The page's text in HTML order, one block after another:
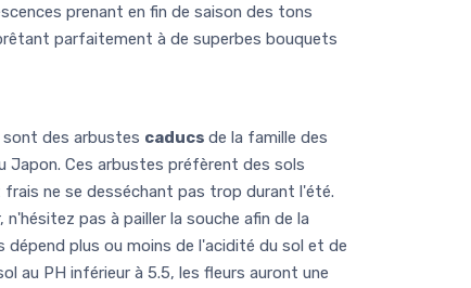
prenant en fin de saison des tons
parfaitement à de superbes bouquets
sont des arbustes caducs de la famille des
Japon. Ces arbustes préfèrent des sols
ne se desséchant pas trop durant l'été.
pas à pailler la souche afin de la
dépend plus ou moins de l'acidité du sol et de
au PH inférieur à 5.5, les fleurs auront une